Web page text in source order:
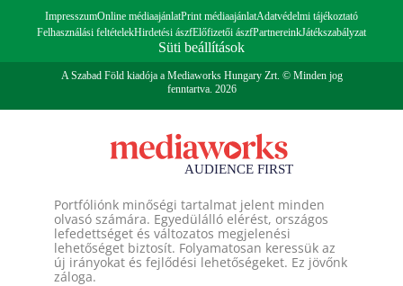
ImpresszumOnline médiaajánlatPrint médiaajánlatAdatvédelmi tájékoztató
Felhasználási feltételekHirdetési ászfElőfizetői ászfPartnereinkJátékszabályzat
Süti beállítások
A Szabad Föld kiadója a Mediaworks Hungary Zrt. © Minden jog
fenntartva. 2026
Portfóliónk minőségi tartalmat jelent minden
olvasó számára. Egyedülálló elérést, országos
lefedettséget és változatos megjelenési
lehetőséget biztosít. Folyamatosan keressük az
új irányokat és fejlődési lehetőségeket. Ez jövőnk
záloga.